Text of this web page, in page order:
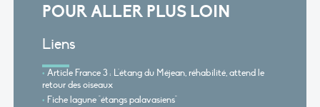
POUR ALLER PLUS LOIN
Liens
Article France 3 : L'étang du Méjean, réhabilité, attend le
retour des oiseaux
Fiche lagune "étangs palavasiens"